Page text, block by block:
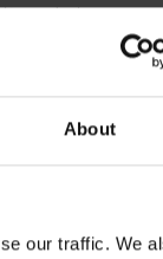
About
our traffic. We
ilma
käesolevate
õigust esitada kahju
linke
ühegi lingitud
ega toeta mis